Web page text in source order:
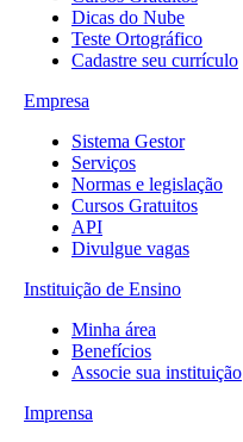
Dicas do Nube
Teste Ortográfico
Cadastre seu currículo
Empresa
Sistema Gestor
Serviços
Normas e legislação
Cursos Gratuitos
API
Divulgue vagas
Instituição de Ensino
Minha área
Benefícios
Associe sua instituição
Imprensa